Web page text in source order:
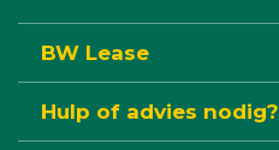
BW Lease
Hulp of advies nodig?